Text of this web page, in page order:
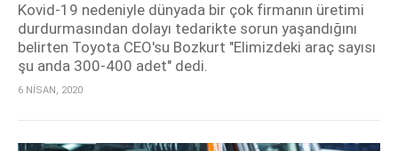
Kovid-19 nedeniyle dünyada bir çok firmanın üretimi
durdurmasından dolayı tedarikte sorun yaşandığını
belirten Toyota CEO'su Bozkurt "Elimizdeki araç sayısı
şu anda 300-400 adet" dedi.
6 NİSAN, 2020